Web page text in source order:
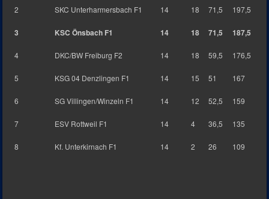
2 SKC Unterharmersbach F1 14 18 71,5 197,5
3 KSC Önsbach F1 14 18 71,5 187,5
4 DKC/BW Freiburg F2 14 18 59,5 176,5
5 KSG 04 Denzlingen F1 14 15 51 167
6 SG Villingen/Winzeln F1 14 12 52,5 159
7 ESV Rottweil F1 14 4 36,5 135
8 Kf. Unterkirnach F1 14 2 26 109